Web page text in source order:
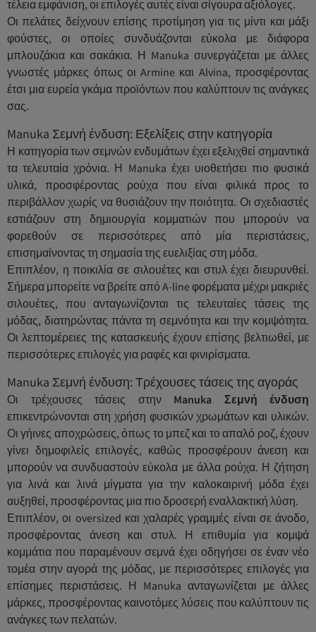
τέλεια εμφάνιση, οι επιλογές αυτές είναι σίγουρα αξιόλογες.
Οι πελάτες δείχνουν επίσης προτίμηση για τις μίντι και μάξι
φούστες, οι οποίες συνδυάζονται εύκολα με διάφορα
μπλουζάκια και σακάκια. Η Manuka συνεργάζεται με άλλες
γνωστές μάρκες όπως οι Armine και Alvina, προσφέροντας
έτσι μια ευρεία γκάμα προϊόντων που καλύπτουν τις ανάγκες
σας.
Manuka Σεμνή ένδυση: Εξελίξεις στην κατηγορία
Η κατηγορία των σεμνών ενδυμάτων έχει εξελιχθεί σημαντικά
τα τελευταία χρόνια. Η Manuka έχει υιοθετήσει πιο φυσικά
υλικά, προσφέροντας ρούχα που είναι φιλικά προς το
περιβάλλον χωρίς να θυσιάζουν την ποιότητα. Οι σχεδιαστές
εστιάζουν στη δημιουργία κομματιών που μπορούν να
φορεθούν σε περισσότερες από μία περιστάσεις,
επισημαίνοντας τη σημασία της ευελιξίας στη μόδα.
Επιπλέον, η ποικιλία σε σιλουέτες και στυλ έχει διευρυνθεί.
Σήμερα μπορείτε να βρείτε από A-line φορέματα μέχρι μακριές
σιλουέτες, που ανταγωνίζονται τις τελευταίες τάσεις της
μόδας, διατηρώντας πάντα τη σεμνότητα και την κομψότητα.
Οι λεπτομέρειες της κατασκευής έχουν επίσης βελτιωθεί, με
περισσότερες επιλογές για ραφές και φινιρίσματα.
Manuka Σεμνή ένδυση: Τρέχουσες τάσεις της αγοράς
Οι τρέχουσες τάσεις στην Manuka Σεμνή ένδυση
επικεντρώνονται στη χρήση φυσικών χρωμάτων και υλικών.
Οι γήινες αποχρώσεις, όπως το μπεζ και το απαλό ροζ, έχουν
γίνει δημοφιλείς επιλογές, καθώς προσφέρουν άνεση και
μπορούν να συνδυαστούν εύκολα με άλλα ρούχα. Η ζήτηση
για λινά και λινά μίγματα για την καλοκαιρινή μόδα έχει
αυξηθεί, προσφέροντας μια πιο δροσερή εναλλακτική λύση.
Επιπλέον, οι oversized και χαλαρές γραμμές είναι σε άνοδο,
προσφέροντας άνεση και στυλ. Η επιθυμία για κομψά
κομμάτια που παραμένουν σεμνά έχει οδηγήσει σε έναν νέο
τομέα στην αγορά της μόδας, με περισσότερες επιλογές για
επίσημες περιστάσεις. Η Manuka ανταγωνίζεται με άλλες
μάρκες, προσφέροντας καινοτόμες λύσεις που καλύπτουν τις
ανάγκες των πελατών.